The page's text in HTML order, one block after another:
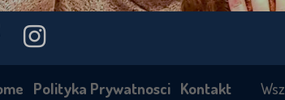
Polityka Prywatnosci Kontakt